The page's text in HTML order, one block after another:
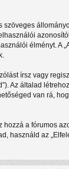
élményt. A
írsz vagy
Az általad
van rá,
a fórumos
az